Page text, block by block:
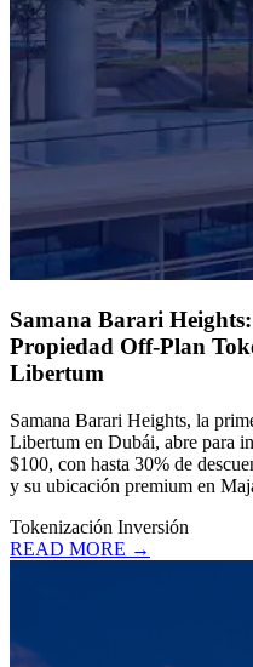
Samana Barari
Propiedad Off-Plan
Libertum
Samana Barari Heights, la
Libertum en Dubái, abre para
$100, con hasta 30% de
y su ubicación premium en
Tokenización Inversión
READ MORE →